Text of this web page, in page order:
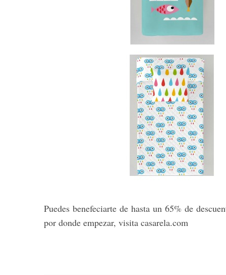
Puedes benefeciarte de hasta un 65% de
por donde empezar, visita casarela.com